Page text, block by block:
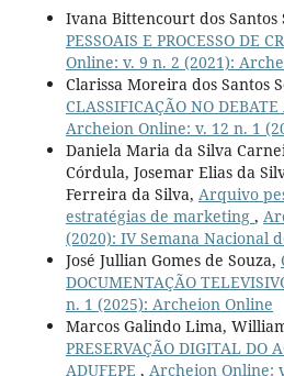
Ivana Bittencourt dos Santos
PESSOAIS E PROCESSO DE
Online: v. 9 n. 2 (2021):
Clarissa Moreira dos Santos
CLASSIFICAÇÃO NO
Archeion Online: v. 12 n. 1
Daniela Maria da Silva
Córdula, Josemar Elias da
Ferreira da Silva, Arquivo
estratégias de marketing ,
(2020): IV Semana Nacional
José Jullian Gomes de Souza,
DOCUMENTAÇÃO
n. 1 (2025): Archeion Online
Marcos Galindo Lima,
PRESERVAÇÃO DIGITAL DO
ADUFEPE , Archeion Online: